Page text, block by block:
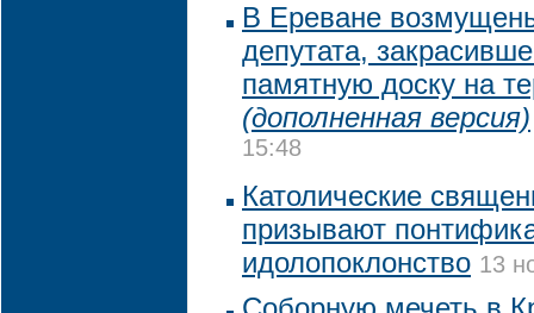
В Ереване
депутата,
памятную доску на
(дополненная версия)
15:48
Католические
призывают
идолопоклонство 13